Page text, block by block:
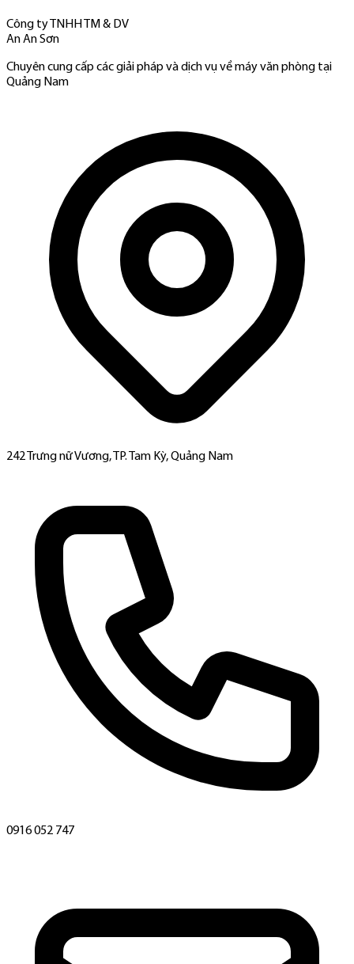
Công ty TNHH TM & DV
An An Sơn
Chuyên cung cấp các giải pháp và dịch vụ về máy văn phòng tại
Quảng Nam
242 Trưng nữ Vương, TP. Tam Kỳ, Quảng Nam
0916 052 747